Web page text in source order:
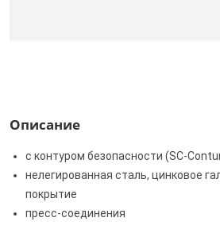
Описание
с контуром безопасности
нелегированная сталь, цинковое
покрытие
пресс-соединения